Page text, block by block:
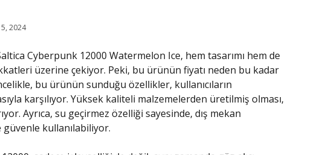
REELS BEĞENI ATMA HILESI PARASIZ
SAYFA LISTESI
TWITTER BEĞENI HILESI ŞIFRESIZ
TWITTER PROFIL FOTO
5, 2024
Cyberpunk 12000 Watermelon Ice, hem tasarımı hem de
üzerine çekiyor. Peki, bu ürünün fiyatı neden bu kadar
bu ürünün sunduğu özellikler, kullanıcıların
karşılıyor. Yüksek kaliteli malzemelerden üretilmiş olması,
Ayrıca, su geçirmez özelliği sayesinde, dış mekan
kullanılabiliyor.